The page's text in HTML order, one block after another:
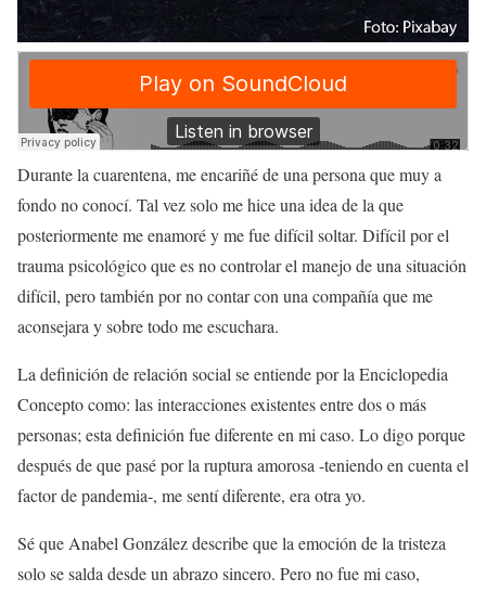
Durante la cuarentena, me encariñé de una persona que muy a
fondo no conocí. Tal vez solo me hice una idea de la que
posteriormente me enamoré y me fue difícil soltar. Difícil por el
trauma psicológico que es no controlar el manejo de una situación
difícil, pero también por no contar con una compañía que me
aconsejara y sobre todo me escuchara.
La definición de relación social se entiende por la Enciclopedia
Concepto como: las interacciones existentes entre dos o más
personas; esta definición fue diferente en mi caso. Lo digo porque
después de que pasé por la ruptura amorosa -teniendo en cuenta el
factor de pandemia-, me sentí diferente, era otra yo.
Sé que Anabel González describe que la emoción de la tristeza
solo se salda desde un abrazo sincero. Pero no fue mi caso,